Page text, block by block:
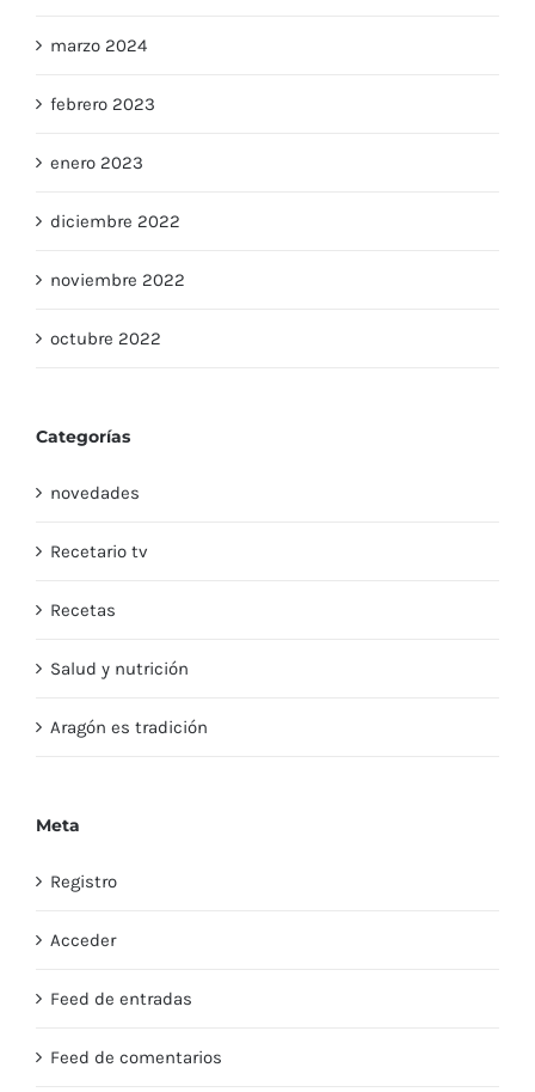
marzo 2024
febrero 2023
enero 2023
diciembre 2022
noviembre 2022
octubre 2022
Categorías
novedades
Recetario tv
Recetas
Salud y nutrición
Aragón es tradición
Meta
Registro
Acceder
Feed de entradas
Feed de comentarios